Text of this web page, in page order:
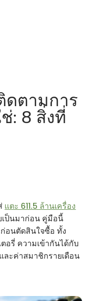
ตามการ
: 8 สิ่งที่
แตะ 611.5 ล้านเครื่อง
เป็นมาก่อน คู่มือนี้
อนตัดสินใจซื้อ ทั้ง
อรี่ ความเข้ากันได้กับ
ละค่าสมาชิกรายเดือน